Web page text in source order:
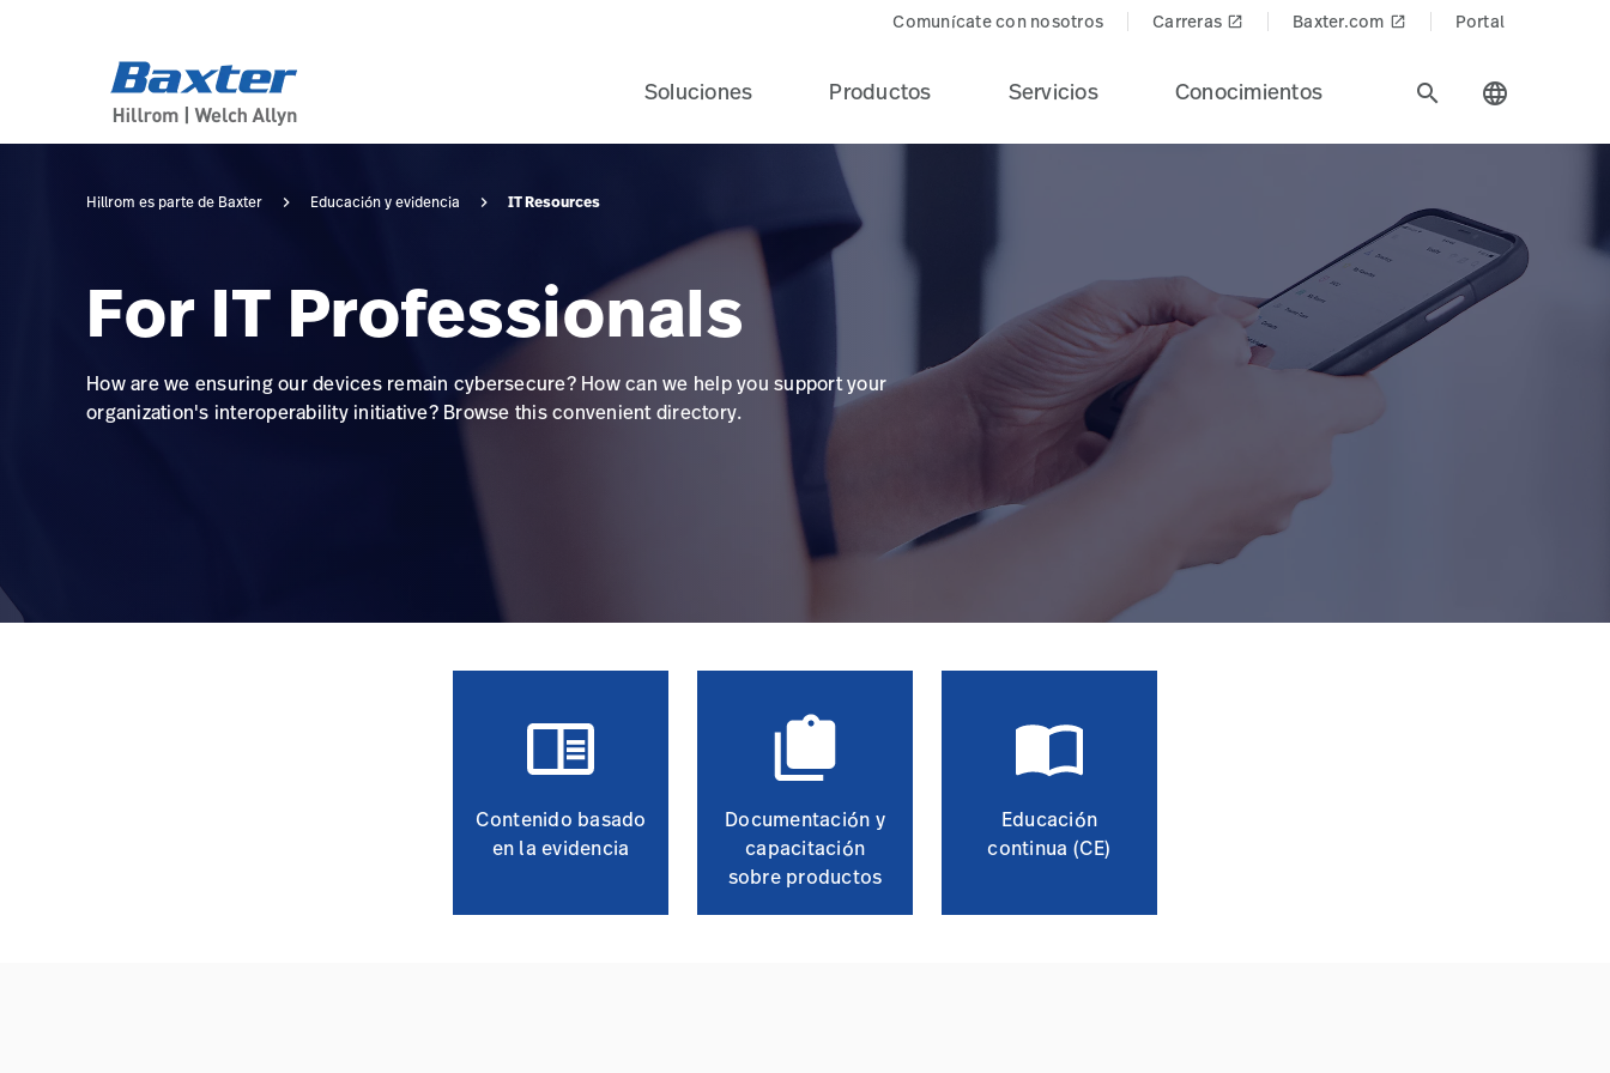
Comunícate con nosotros Carreras launch Baxter.com launch Portal
Soluciones Productos Servicios Conocimientos search language
Hillrom es parte de Baxter Educación y evidencia IT Resources
For IT Professionals
How are we ensuring our devices remain cybersecure? How can we help you support your
organization's interoperability initiative? Browse this convenient directory.
Contenido basado
en la evidencia
Documentación y
capacitación
sobre productos
Educación
continua (CE)